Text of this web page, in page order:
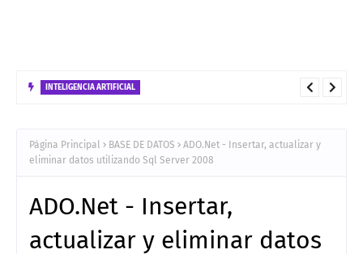
INTELIGENCIA ARTIFICIAL
Página Principal BASE DE DATOS
ADO.Net - Insertar, actualizar y
eliminar datos utilizando Sql Server 2008
ADO.Net - Insertar,
actualizar y eliminar datos